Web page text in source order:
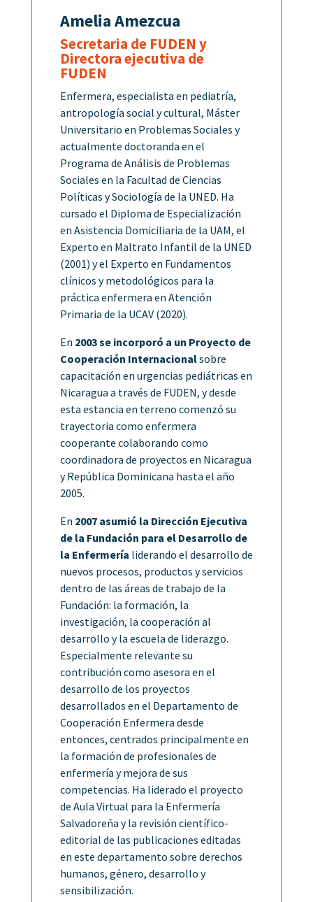
Amelia Amezcua
Secretaria de FUDEN y
Directora ejecutiva de
FUDEN
Enfermera, especialista en pediatría,
antropología social y cultural, Máster
Universitario en Problemas Sociales y
actualmente doctoranda en el
Programa de Análisis de Problemas
Sociales en la Facultad de Ciencias
Políticas y Sociología de la UNED. Ha
cursado el Diploma de Especialización
en Asistencia Domiciliaria de la UAM, el
Experto en Maltrato Infantil de la UNED
(2001) y el Experto en Fundamentos
clínicos y metodológicos para la
práctica enfermera en Atención
Primaria de la UCAV (2020).
En 2003 se incorporó a un Proyecto de
Cooperación Internacionalsobre
capacitación en urgencias pediátricas en
Nicaragua a través de FUDEN, y desde
esta estancia en terreno comenzó su
trayectoria como enfermera
cooperante colaborando como
coordinadora de proyectos en Nicaragua
y República Dominicana hasta el año
2005.
En 2007 asumió la Dirección Ejecutiva
de la Fundación para el Desarrollo de
la Enfermería liderando el desarrollo de
nuevos procesos, productos y servicios
dentro de las áreas de trabajo de la
Fundación: la formación, la
investigación, la cooperación al
desarrollo y la escuela de liderazgo.
Especialmente relevante su
contribución como asesora en el
desarrollo de los proyectos
desarrollados en el Departamento de
Cooperación Enfermera desde
entonces, centrados principalmente en
la formación de profesionales de
enfermería y mejora de sus
competencias. Ha liderado el proyecto
de Aula Virtual para la Enfermería
Salvadoreña y la revisión científico-
editorial de las publicaciones editadas
en este departamento sobre derechos
humanos, género, desarrollo y
sensibilización.